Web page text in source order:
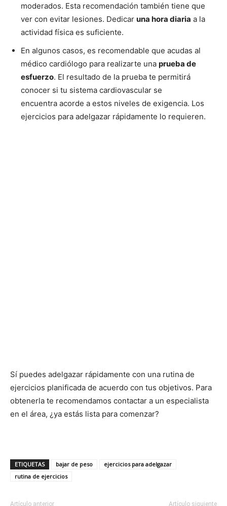
moderados. Esta recomendación también tiene que
ver con evitar lesiones. Dedicar una hora diaria a la
actividad física es suficiente.
En algunos casos, es recomendable que acudas al
médico cardiólogo para realizarte una prueba de
esfuerzo. El resultado de la prueba te permitirá
conocer si tu sistema cardiovascular se
encuentra acorde a estos niveles de exigencia. Los
ejercicios para adelgazar rápidamente lo requieren.
Sí puedes adelgazar rápidamente con una rutina de
ejercicios planificada de acuerdo con tus objetivos. Para
obtenerla te recomendamos contactar a un especialista
en el área, ¿ya estás lista para comenzar?
ETIQUETAS bajar de peso
ejercicios para adelgazar
rutina de ejercicios
Artículo anterior Artículo siguiente